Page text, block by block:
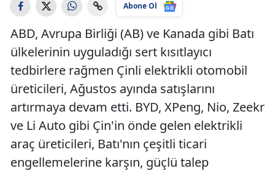
Abone Ol
ABD, Avrupa Birliği (AB) ve Kanada gibi Batı
ülkelerinin uyguladığı sert kısıtlayıcı
tedbirlere rağmen Çinli elektrikli otomobil
üreticileri, Ağustos ayında satışlarını
artırmaya devam etti. BYD, XPeng, Nio, Zeekr
ve Li Auto gibi Çin'in önde gelen elektrikli
araç üreticileri, Batı'nın çeşitli ticari
engellemelerine karşın, güçlü talep